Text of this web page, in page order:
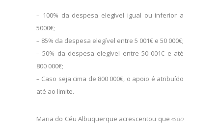
– 100% da despesa elegível igual ou inferior a
5000€;
– 85% da despesa elegível entre 5 001€ e 50 000€;
– 50% da despesa elegível entre 50 001€ e até
800 000€;
– Caso seja cima de 800 000€, o apoio é atribuído
até ao limite.
Maria do Céu Albuquerque acrescentou que «são